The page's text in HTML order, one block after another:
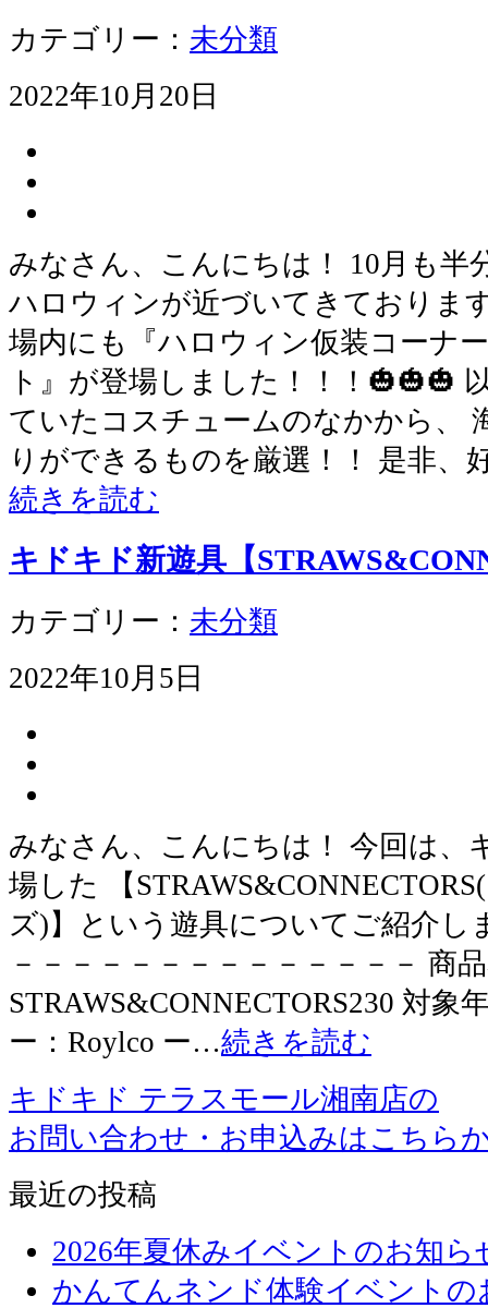
カテゴリー： 未分類
2022年10月20日
みなさん、こんにちは！ 10月も半
ハロウィンが近づいてきておりま
場内にも『ハロウィン仮装コーナ
ト』が登場しました！！！🎃🎃🎃
ていたコスチュームのなかから、
りができるものを厳選！！ 是非
続きを読む
キドキド新遊具【
カテゴリー： 未分類
2022年10月5日
みなさん、こんにちは！ 今回は、
場した 【
ズ)】という遊具についてご紹介し
－－－－－－－－－－－－－－ 商
STRAWS&CONNECTORS230 対象
ー：Roylco ー…続きを読む
キドキド テラスモール湘南店の
お問い合わせ・お申込みはこちら
最近の投稿
2026年夏休みイベントのお知
かんてんネンド体験イベント